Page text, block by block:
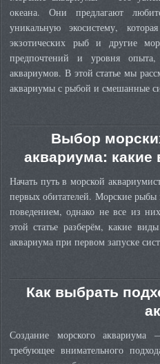
океана. Они предлагают
уникальную экосистему,
экзотических рыб и другие
предпочтений и уровня
аквариумов. В этой статье мы
аквариумы с рыбой и смешанные
Выбор
аквариума:
Начать путь в морской
первых обитателей. Морские
поведением, однако не все из
этой статье разберём, какие
аквариума при первом запуске
Как выбрать
Создание морского аквариума
требующее внимательного